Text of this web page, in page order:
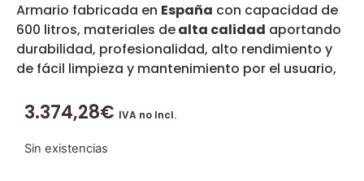
Armario fabricada en España con capacidad de
600 litros, materiales dealta calidad aportando
durabilidad, profesionalidad, alto rendimiento y
de fácil limpieza y mantenimiento por el usuario,
3.374,28€ IVA no Incl.
Sin existencias